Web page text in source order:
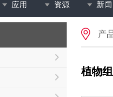
应用 资源 新闻
产
植物